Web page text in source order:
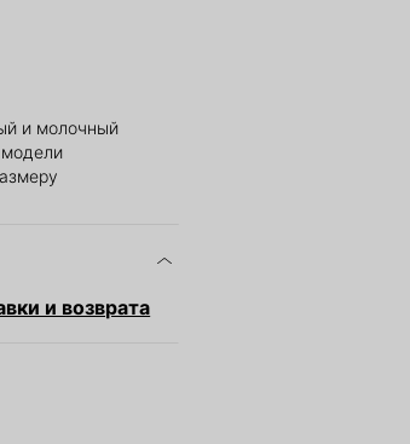
и молочный
и возврата